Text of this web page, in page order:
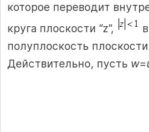
которое переводит
круга плоскости “z”,
полуплоскость плоскости
Действительно, пусть w=